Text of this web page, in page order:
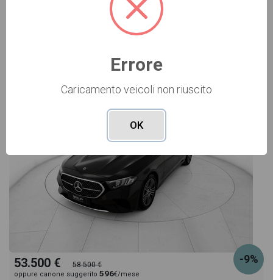
Vai alla scheda >>
USATO Cod. 001U362576
-9%
53.500 € 58.500 €
oppure canone suggerito 596€/mese
Errore
Caricamento veicoli non riuscito
OK